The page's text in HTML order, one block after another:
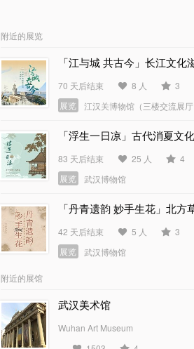
附近的展览
「江与城 共古今」长江文化
70 天后结束 8 人
3
展览
江汉关博物馆（三楼交流展厅
「浮生一日凉」古代消夏文
83 天后结束 25 人
4
展览
武汉博物馆
「丹青遗韵 妙手生花」北方
42 天后结束 5 人
3
展览
武汉博物馆
附近的展馆
武汉美术馆
Wuhan Art Museum